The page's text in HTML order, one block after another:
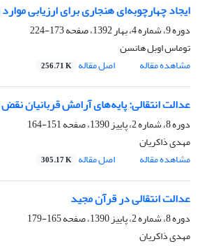
ایجاد چهارچوبه‌ای هنجاری برای ارزیابی
دوره 9، شماره 4، بهار 1392، صفحه
173-224
توماس اوبل هانسن
مشاهده مقاله
اصل مقاله 256.71 K
عدالت انتقالی: پایه‌های آرامش قربانیان
دوره 8، شماره 2، پاییز 1390، صفحه
151-164
مهدی ذاکریان
مشاهده مقاله
اصل مقاله 305.17 K
عدالت انتقالی در قرآن مجید
دوره 8، شماره 2، پاییز 1390، صفحه
165-179
مهدی ذاکریان